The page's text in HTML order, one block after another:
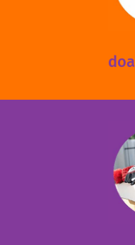
via PIX? Elas
mantermos
Você pode doar
Leopoldina – De
das 13h30 às